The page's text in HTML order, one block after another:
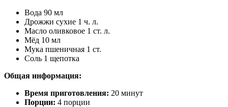
Вода 90 мл
Дрожжи сухие 1 ч. л.
Масло оливковое 1 ст. л.
Мёд 10 мл
Мука пшеничная 1 ст.
Соль 1 щепотка
Общая информация:
Время приготовления: 20 минут
Порции: 4 порции